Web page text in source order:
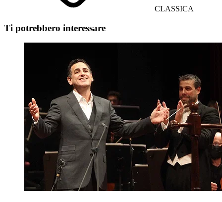
CLASSICA
Ti potrebbero interessare